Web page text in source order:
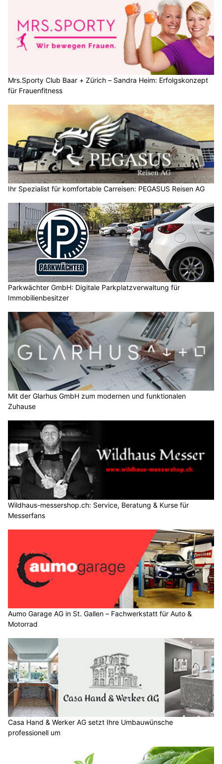
Mrs.Sporty Club Baar + Zürich – Sandra Heim: Erfolgskonzept
für Frauenfitness
Ihr Spezialist für komfortable Carreisen: PEGASUS Reisen AG
Parkwächter GmbH: Digitale Parkplatzverwaltung für
Immobilienbesitzer
Mit der Glarhus GmbH zum modernen und funktionalen
Zuhause
Wildhaus-messershop.ch: Service, Beratung & Kurse für
Messerfans
Aumo Garage AG in St. Gallen – Fachwerkstatt für Auto &
Motorrad
Casa Hand & Werker AG setzt Ihre Umbauwünsche
professionell um